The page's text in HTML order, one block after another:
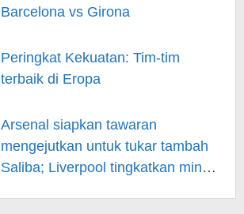
Barcelona vs Girona
Peringkat Kekuatan: Tim-tim
terbaik di Eropa
Arsenal siapkan tawaran
mengejutkan untuk tukar tambah
Saliba; Liverpool tingkatkan minat